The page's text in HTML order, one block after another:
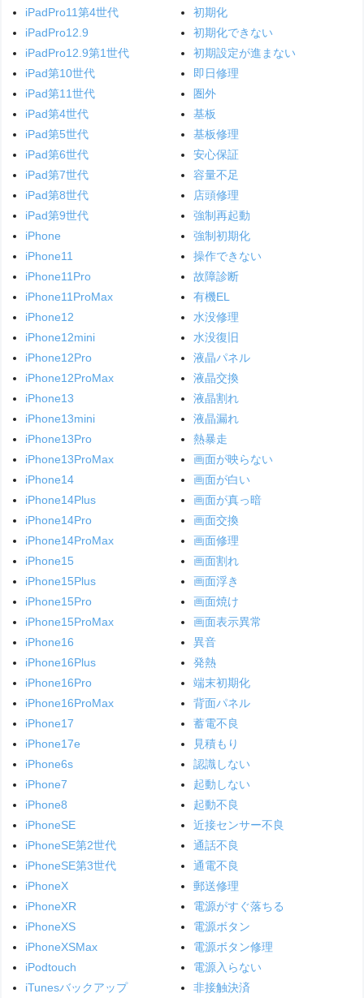
iPadPro11第4世代
iPadPro12.9
iPadPro12.9第1世代
iPad第10世代
iPad第11世代
iPad第4世代
iPad第5世代
iPad第6世代
iPad第7世代
iPad第8世代
iPad第9世代
iPhone
iPhone11
iPhone11Pro
iPhone11ProMax
iPhone12
iPhone12mini
iPhone12Pro
iPhone12ProMax
iPhone13
iPhone13mini
iPhone13Pro
iPhone13ProMax
iPhone14
iPhone14Plus
iPhone14Pro
iPhone14ProMax
iPhone15
iPhone15Plus
iPhone15Pro
iPhone15ProMax
iPhone16
iPhone16Plus
iPhone16Pro
iPhone16ProMax
iPhone17
iPhone17e
iPhone6s
iPhone7
iPhone8
iPhoneSE
iPhoneSE第2世代
iPhoneSE第3世代
iPhoneX
iPhoneXR
iPhoneXS
iPhoneXSMax
iPodtouch
iTunesバックアップ
初期化
初期化できない
初期設定が進まない
即日修理
圏外
基板
基板修理
安心保証
容量不足
店頭修理
強制再起動
強制初期化
操作できない
故障診断
有機EL
水没修理
水没復旧
液晶パネル
液晶交換
液晶割れ
液晶漏れ
熱暴走
画面が映らない
画面が白い
画面が真っ暗
画面交換
画面修理
画面割れ
画面浮き
画面焼け
画面表示異常
異音
発熱
端末初期化
背面パネル
蓄電不良
見積もり
認識しない
起動しない
起動不良
近接センサー不良
通話不良
通電不良
郵送修理
電源がすぐ落ちる
電源ボタン
電源ボタン修理
電源入らない
非接触決済